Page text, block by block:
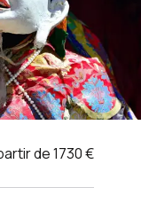
ETde 1730 €